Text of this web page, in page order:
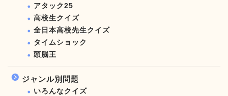
アタック25
高校生クイズ
全日本高校先生クイズ
タイムショック
頭脳王
ジャンル別問題
いろんなクイズ